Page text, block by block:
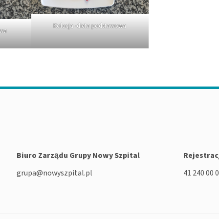
Kolacja -dieta podstawowa
Biuro Zarządu Grupy Nowy Szpital
grupa@nowyszpital.pl
41 240 00